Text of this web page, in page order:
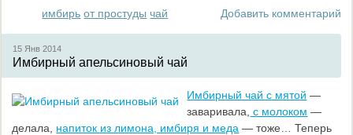
имбирь от простуды чай Добавить комментарий
15 Янв2014
Имбирный апельсиновый чай
Имбирный чай с мятой —
заваривала, с молоком —
делала, напиток из лимона, имбиря и меда — тоже… Теперь